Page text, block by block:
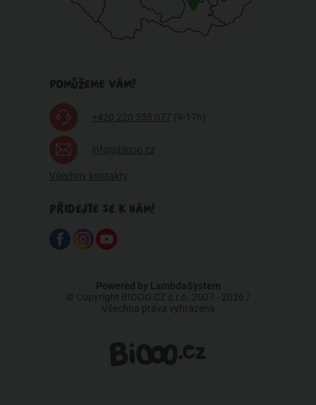
POMŮŽEME VÁM?
+420 220 555 077 (9-17h)
info@biooo.cz
Všechny kontakty
PŘIDEJTE SE K NÁM!
Powered by LambdaSystem
© Copyright BIOOO.CZ s.r.o. 2007 - 2026 /
Všechna práva vyhrazena